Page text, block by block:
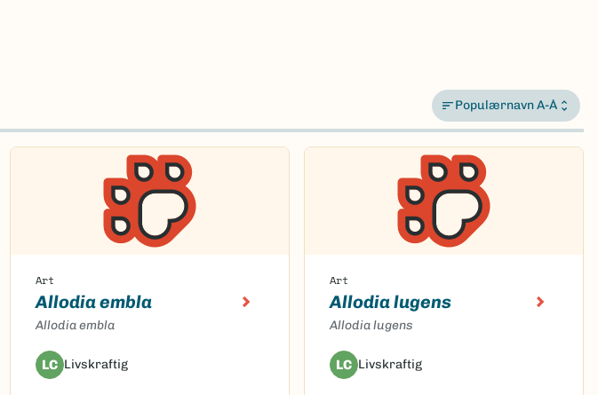
Populærnavn A-Å
Art
Allodia embla
Allodia embla
LC Livskraftig
Art
Allodia lugens
Allodia lugens
LC Livskraftig